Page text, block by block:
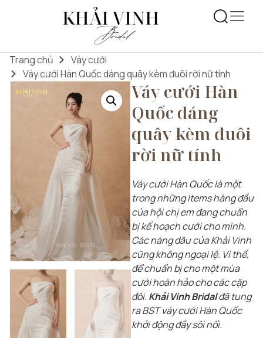
Trang chủ
Váy cưới
Váy cưới Hàn Quốc dáng quây kèm đuôi rời nữ tính
Váy cưới Hàn
Quốc dáng
quây kèm đuôi
rời nữ tính
Váy cưới Hàn Quốc là một
trong những Items hàng đầu
của hội chị em đang chuẩn
bị kế hoạch cưới cho mình.
Các nàng dâu của Khải Vinh
cũng không ngoại lệ. Vì thế,
để chuẩn bị cho một mùa
cưới hoàn hảo cho các cặp
đôi. Khải Vinh Bridalđã tung
ra BST váy cưới Hàn Quốc
khởi động đầy sôi nổi.